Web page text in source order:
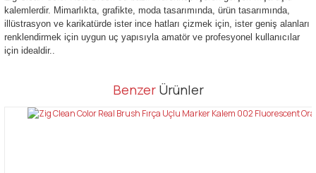
kalemlerdir. Mimarlıkta, grafikte, moda tasarımında, ürün tasarımında,
illüstrasyon ve karikatürde ister ince hatları çizmek için, ister geniş alanları
renklendirmek için uygun uç yapısıyla amatör ve profesyonel kullanıcılar
için idealdir..
Bu ürüne ilk yorumu siz yapın!
Bu ürünün fiyat bilgisi, resim, ürün açıklamalarında ve diğer
tarafımıza iletebilirsiniz.
Benzer Ürünler